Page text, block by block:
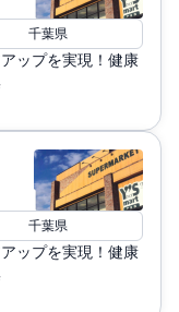
：年4回 ／ 月間残
フ : 350～500万
て異なります。
規定により支給
千葉県
ップを実現！健康
千葉県
ップを実現！健康